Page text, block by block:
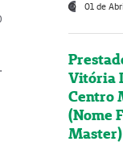
01 de
Vitória
Centro
(Nome
Master)